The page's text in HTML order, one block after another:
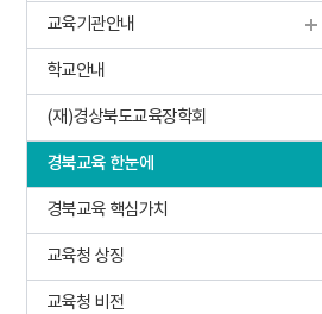
교육기관안내
학교안내
(재)경상북도교육장학회
경북교육 한눈에
경북교육 핵심가치
교육청 상징
교육청 비전